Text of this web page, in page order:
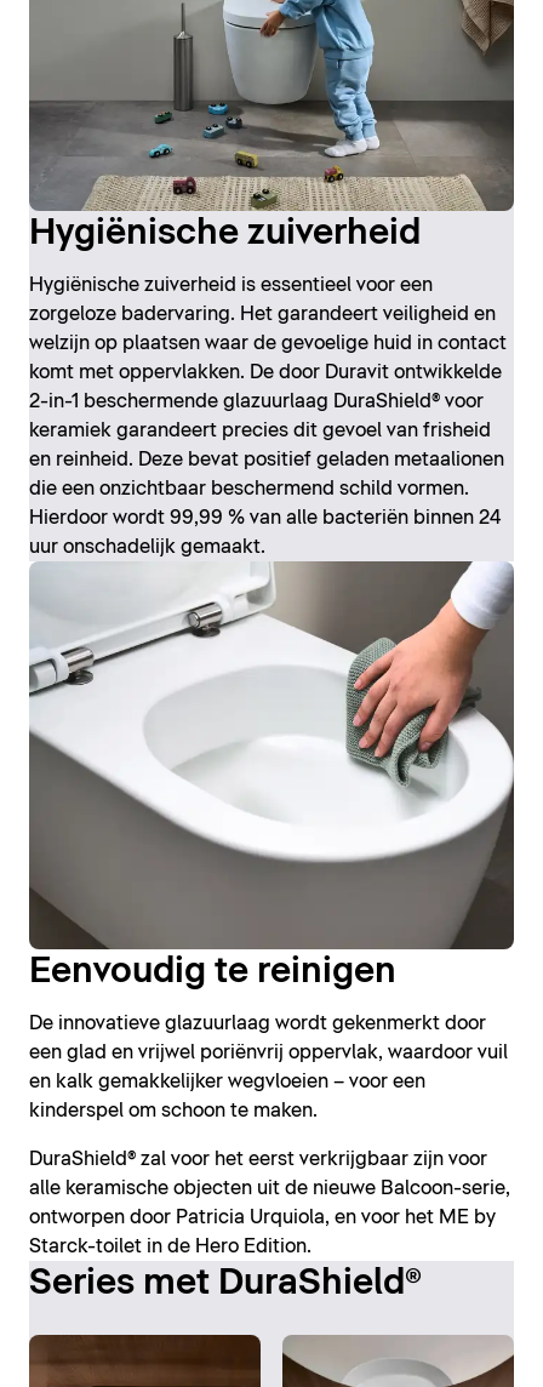
Hygiënische zuiverheid
Hygiënische zuiverheid is essentieel voor een
zorgeloze badervaring. Het garandeert veiligheid en
welzijn op plaatsen waar de gevoelige huid in contact
komt met oppervlakken. De door Duravit ontwikkelde
2-in-1 beschermende glazuurlaag DuraShield® voor
keramiek garandeert precies dit gevoel van frisheid
en reinheid. Deze bevat positief geladen metaalionen
die een onzichtbaar beschermend schild vormen.
Hierdoor wordt 99,99 % van alle bacteriën binnen 24
uur onschadelijk gemaakt.
Eenvoudig te reinigen
De innovatieve glazuurlaag wordt gekenmerkt door
een glad en vrijwel poriënvrij oppervlak, waardoor vuil
en kalk gemakkelijker wegvloeien – voor een
kinderspel om schoon te maken.
DuraShield® zal voor het eerst verkrijgbaar zijn voor
alle keramische objecten uit de nieuwe Balcoon-serie,
ontworpen door Patricia Urquiola, en voor het ME by
Starck-toilet in de Hero Edition.
Series met DuraShield®